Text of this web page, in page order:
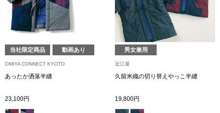
BOGARD 最新号はこちら
ランド
集
タログ
アンダーウェア
当社限定商品 動画あり
OMIYA CONNECT KYOTO
あったか洒落半纏
23,100円
男女兼用
近江屋
久留米織の切り替えやっこ半纏
19,800円